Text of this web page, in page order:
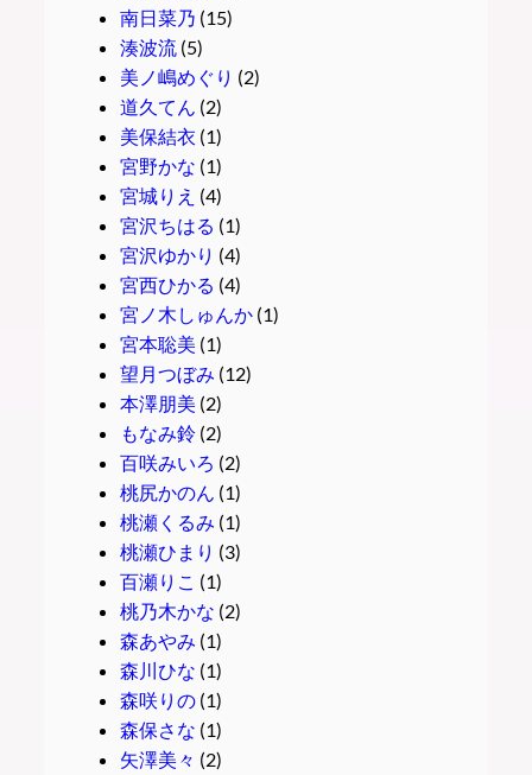
南日菜乃 (15)
湊波流 (5)
美ノ嶋めぐり (2)
道久てん (2)
美保結衣 (1)
宮野かな (1)
宮城りえ (4)
宮沢ちはる (1)
宮沢ゆかり (4)
宮西ひかる (4)
宮ノ木しゅんか(1)
宮本聡美 (1)
望月つぼみ (12)
本澤朋美 (2)
もなみ鈴(2)
百咲みいろ (2)
桃尻かのん (1)
桃瀬くるみ (1)
桃瀬ひまり (3)
百瀬りこ (1)
桃乃木かな (2)
森あやみ (1)
森川ひな (1)
森咲りの(1)
森保さな (1)
矢澤美々 (2)